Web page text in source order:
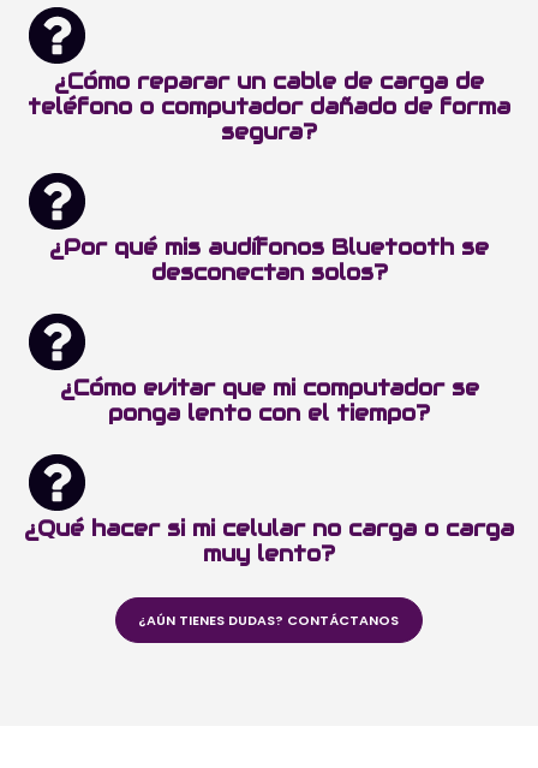
¿Cómo reparar un cable de carga de
teléfono o computador dañado de forma
segura?
¿Por qué mis audífonos Bluetooth se
desconectan solos?
¿Cómo evitar que mi computador se
ponga lento con el tiempo?
¿Qué hacer si mi celular no carga o carga
muy lento?
¿AÚN TIENES DUDAS? CONTÁCTANOS